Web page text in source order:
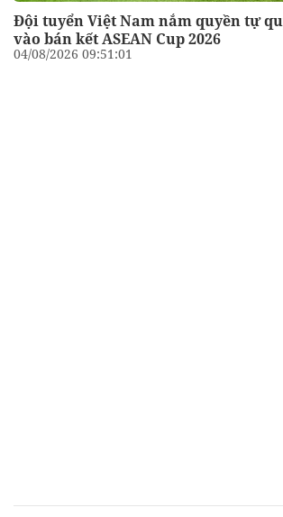
Đội tuyển Việt Nam nắm quyền tự
vào bán kết ASEAN Cup 2026
04/08/2026 09:51:01